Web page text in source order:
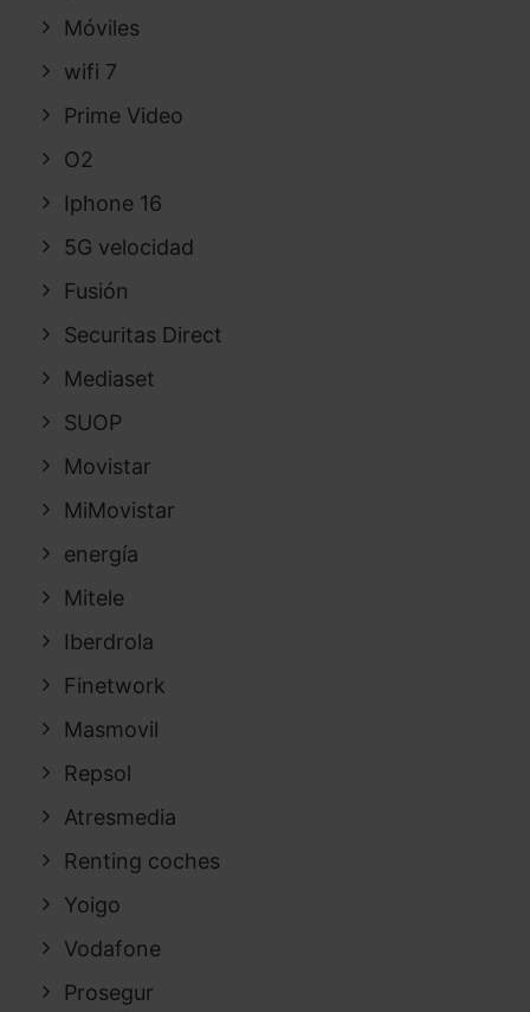
Móviles
wifi 7
Prime Video
O2
Iphone 16
5G velocidad
Fusión
Securitas Direct
Mediaset
SUOP
Movistar
MiMovistar
energía
Mitele
Iberdrola
Finetwork
Masmovil
Repsol
Atresmedia
Renting coches
Yoigo
Vodafone
Prosegur